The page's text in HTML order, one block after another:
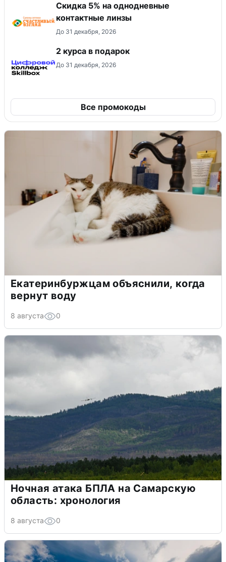
Скидка 5% на однодневные
контактные линзы
До 31 декабря, 2026
2 курса в подарок
До 31 декабря, 2026
Все промокоды
Екатеринбуржцам объяснили, когда
вернут воду
8 августа 0
Ночная атака БПЛА на Самарскую
область: хронология
8 августа 0